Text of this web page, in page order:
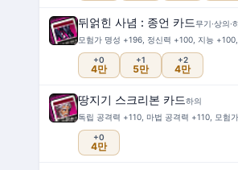
뒤얽힌 사념 : 종언 카드무기·상의·
모험가 명성 +196, 정신력 +100, 지능
+0
4만
+1
5만
+2
4만
땅지기 스크리본 카드하의
독립 공격력 +110, 마법 공격력 +110, 모험
+0
4만